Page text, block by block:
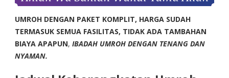
UMROH DENGAN PAKET KOMPLIT, HARGA SUDAH
TERMASUK SEMUA FASILITAS, TIDAK ADA TAMBAHAN
BIAYA APAPUN, IBADAH UMROH DENGAN TENANG DAN
NYAMAN.